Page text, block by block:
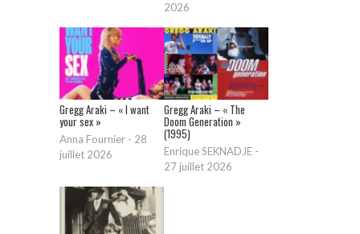
2026
Gregg Araki – « I want
your sex »
Anna Fournier - 28
juillet 2026
Gregg Araki – « The
Doom Generation »
(1995)
Enrique SEKNADJE -
27 juillet 2026